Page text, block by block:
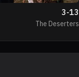
3-13
The Deserters